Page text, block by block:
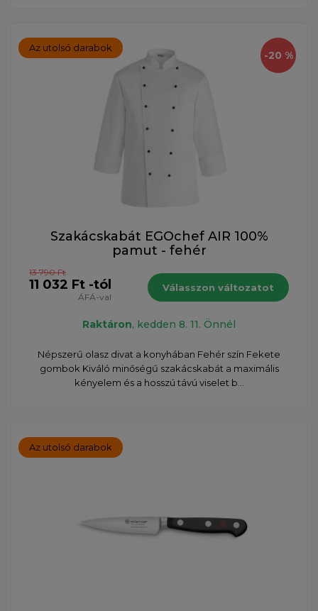
-20 %
Az utolsó darabok
Szakácskabát EGOchef AIR 100%
pamut - fehér
13 790 Ft
11 032 Ft -tól
ÁFÁ-val
Válasszon változatot
Raktáron, kedden 8. 11. Önnél
Népszerű olasz divat a konyhában Fehér szín Fekete
gombok Kiváló minőségű szakácskabát a maximális
kényelem és a hosszú távú viselet b...
Az utolsó darabok